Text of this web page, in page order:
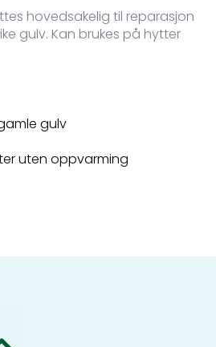
hovedsakelig til reparasjon
gulv. Kan brukes på hytter
gulv
uten oppvarming